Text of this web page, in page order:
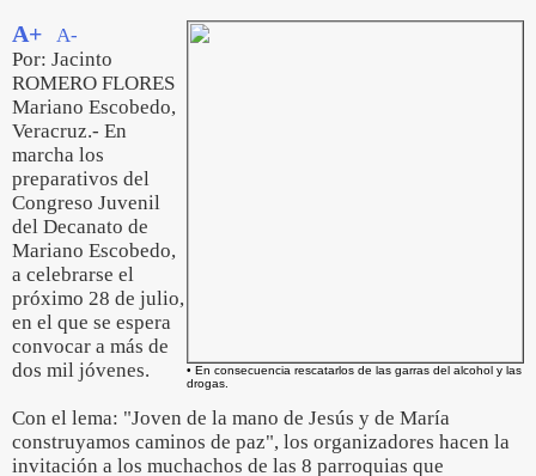
• En consecuencia rescatarlos de las garras del alcohol y las
drogas.
A+
A-
Por: Jacinto
ROMERO FLORES
Mariano Escobedo,
Veracruz.- En
marcha los
preparativos del
Congreso Juvenil
del Decanato de
Mariano Escobedo,
a celebrarse el
próximo 28 de julio,
en el que se espera
convocar a más de
dos mil jóvenes.
Con el lema: "Joven de la mano de Jesús y de María
construyamos caminos de paz", los organizadores hacen la
invitación a los muchachos de las 8 parroquias que